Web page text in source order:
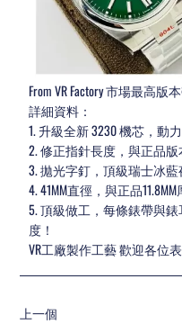
From VR Factory 市場最高版
詳細資料：
1. 升級全新 3230 機芯，動
2. 修正指針長度，與正品版
3. 拋光字釘，頂級瑞士冰
4. 41MM直徑，與正品
5. 頂級做工，每條錶帶與
度！
VR工廠製作工藝 歡迎各位
上一個